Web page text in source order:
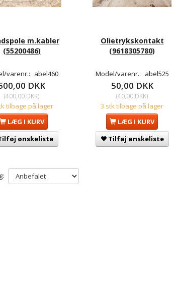
m.kabler
(55200486)
varenr.: abel460
DKK
(400,00 DKK)
tilbage på lager
LÆG I KURV
ønskeliste
Olietrykskontakt
(9618305780)
Model/varenr.: abel525
50,00 DKK
(40,00 DKK)
3 stk tilbage på lager
LÆG I KURV
Tilføj ønskeliste